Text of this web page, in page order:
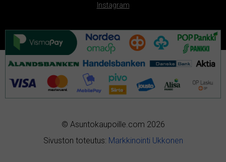
Instagram
© Asuntokaupoille.com 2026
Sivuston toteutus: Markkinointi Ukkonen